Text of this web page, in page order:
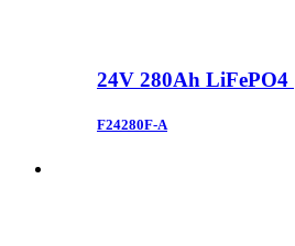
F24280F-A